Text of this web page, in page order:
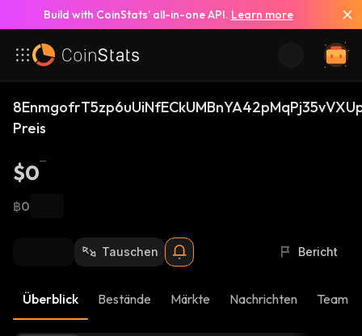
Build with CoinStats’ all-in-one API. Learn more
Preis
$0
฿0
Tauschen Bericht
Überblick Bestände Märkte Nachrichten Team-